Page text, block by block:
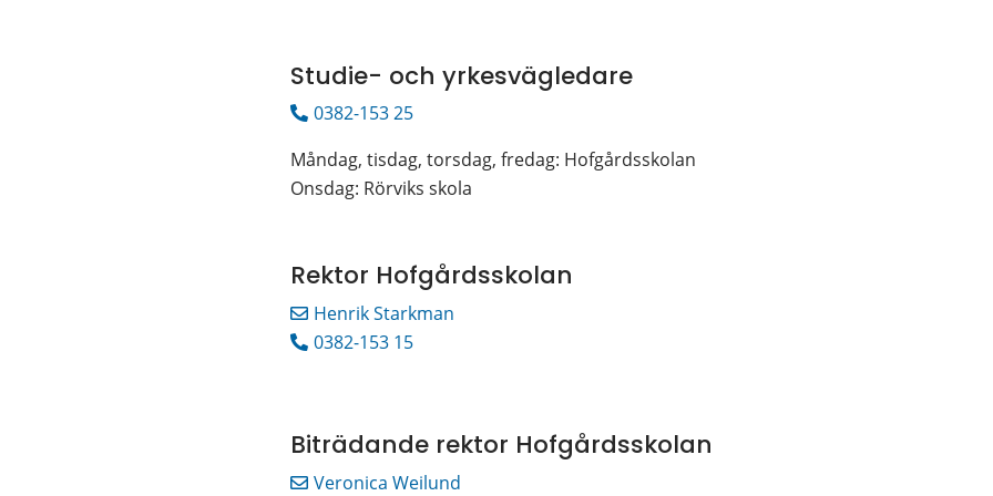
Studie- och yrkesvägledare
0382-153 25
Måndag, tisdag, torsdag, fredag: Hofgårdsskolan
Onsdag: Rörviks skola
Rektor Hofgårdsskolan
Henrik Starkman
0382-153 15
Biträdande rektor Hofgårdsskolan
Veronica Weilund